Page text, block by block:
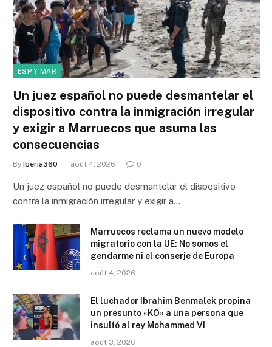
ESP Y MAR
Un juez español no puede desmantelar el
dispositivo contra la inmigración irregular
y exigir a Marruecos que asuma las
consecuencias
By Iberia360 août 4, 2026 0
Un juez español no puede desmantelar el dispositivo
contra la inmigración irregular y exigir a…
Marruecos reclama un nuevo modelo
migratorio con la UE: No somos el
gendarme ni el conserje de Europa
août 4, 2026
El luchador Ibrahim Benmalek propina
un presunto «KO» a una persona que
insultó al rey Mohammed VI
août 3, 2026